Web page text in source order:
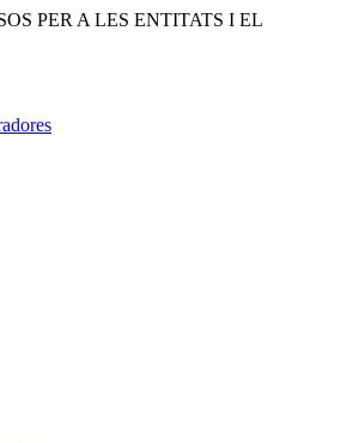
PER A LES ENTITATS I EL